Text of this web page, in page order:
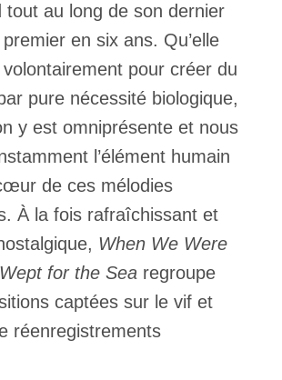
tout au long de son dernier
en six ans. Qu’elle
pour créer du
pure nécessité biologique,
y est omniprésente et nous
l’élément humain
de ces mélodies
À la fois rafraîchissant et
When We Were
for the Sea regroupe
captées sur le vif et
réenregistrements